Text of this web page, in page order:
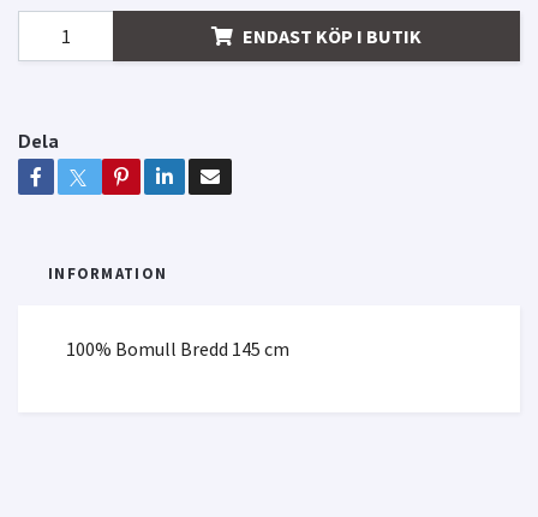
ENDAST KÖP I BUTIK
Dela
INFORMATION
100% Bomull Bredd 145 cm